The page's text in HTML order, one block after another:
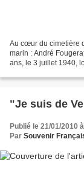
Au cœur du cimetière
marin : André
ans, le 3 juillet 1940,
"Je suis de
Publié le 21/01/2010
Par Souvenir